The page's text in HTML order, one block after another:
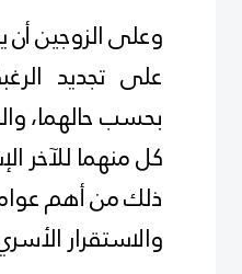
وعلى الزوجين أن
على تجديد
بحسب حالهما،
كل منهما للآخر
ذلك من أهم
والاستقرار